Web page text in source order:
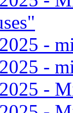
-
-
-